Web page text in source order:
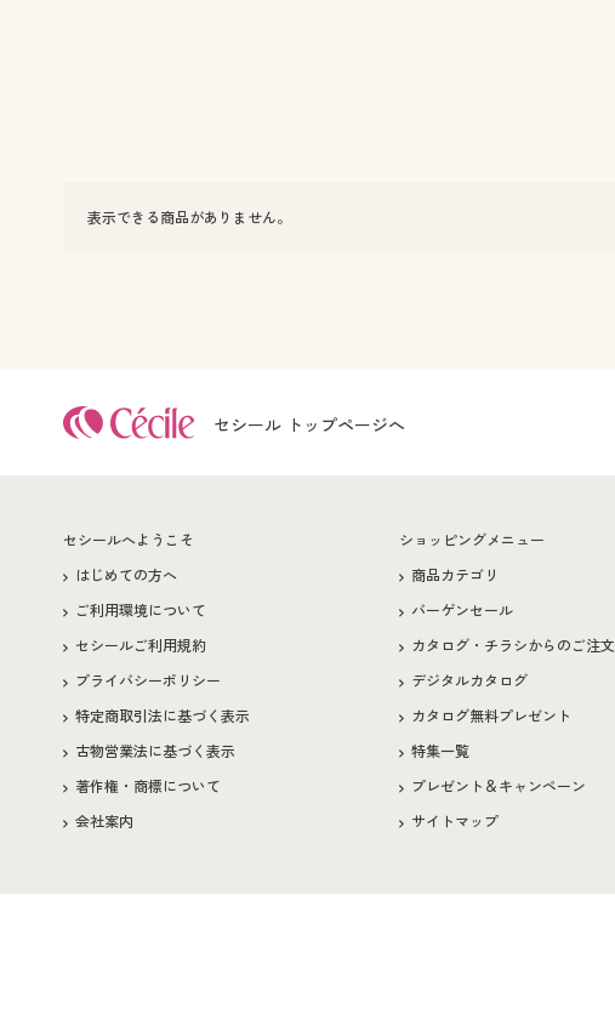
表示できる商品がありません。
セシール トップページへ
セシールへようこそ
はじめての方へ
ご利用環境について
セシールご利用規約
プライバシーポリシー
特定商取引法に基づく表示
古物営業法に基づく表示
著作権・商標について
会社案内
ショッピングメニュー
商品カテゴリ
バーゲンセール
カタログ・チラシからのご注文
デジタルカタログ
カタログ無料プレゼント
特集一覧
プレゼント＆キャンペーン
サイトマップ